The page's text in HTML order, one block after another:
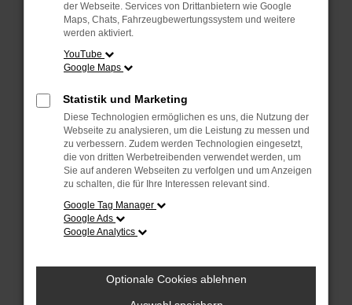
deine Suchmaschine?
Prüfe deine Browsererweiterungen.
Manche Erweiterungen, wie Werbeblocker,
können das Laden bestimmter Seiten
verhindern. Funktioniert die Seite in einem
anderen Browser oder in einem privaten
Fenster?
Starte dein Gerät neu.
Das kann manchmal helfen,
vorübergehende Probleme zu beheben.
Stelle sicher, dass dein Browser und dein
Betriebssystem auf dem neuesten Stand
Veraltete Software birgt nicht nur ein
der Webseite. Services von Drittanbietern wie Google
Maps, Chats, Fahrzeugbewertungssystem und weitere
werden aktiviert.
YouTube
Google Maps
Statistik und Marketing
Diese Technologien ermöglichen es uns, die Nutzung der
Webseite zu analysieren, um die Leistung zu messen und
zu verbessern. Zudem werden Technologien eingesetzt,
die von dritten Werbetreibenden verwendet werden, um
Sie auf anderen Webseiten zu verfolgen und um Anzeigen
zu schalten, die für Ihre Interessen relevant sind.
Google Tag Manager
Google Ads
Google Analytics
Optionale Cookies ablehnen